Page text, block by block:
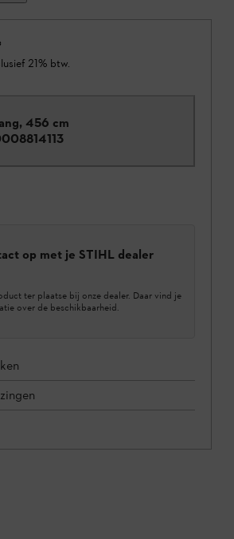
21% btw.
456 cm
op met je STIHL dealer
ter plaatse bij onze dealer. Daar vind je
over de beschikbaarheid.